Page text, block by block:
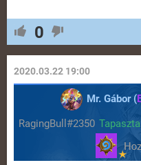
0
2020.03.22 19:00
Mr. Gábor (
RagingBull#2350